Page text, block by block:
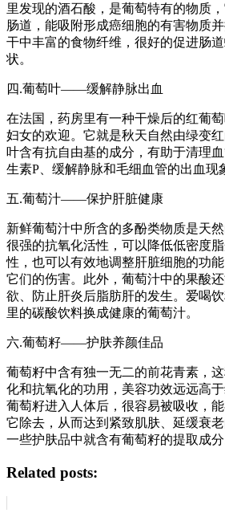
里发现的酒石酸，是葡萄特有的物质
肠道，能吸附形成癌细胞的有害物质
干中丰富的食物纤维，很好的促进肠
状。
四.葡萄叶——缓解静脉出血
在法国，药房里有一种干燥后的红葡
妇女的欢迎。它就是秋天自然由绿变
叶含有抗自由基的成分，有助于清理
生素P、缓解静脉和毛细血管的出血现
五.葡萄汁——保护肝脏健康
新鲜葡萄汁中所含的多酚类物质是天
很强的抗氧化活性，可以降低低密度
性，也可以有效地调整肝脏细胞的功
它们的伤害。此外，葡萄汁中的果酸
欲、防止肝炎后脂肪肝的发生。爱喝
里的碳酸饮料换成健康的葡萄汁。
六.葡萄籽——护肤养颜佳品
葡萄籽中含有独一无二的前花青素，
化和抗氧化的功用，美容功效远远高于
葡萄籽进入人体后，很容易被吸收，
它除去，从而达到紧致肌肤、延缓衰
一些护肤品中就含有葡萄籽的提取成分
Related posts: